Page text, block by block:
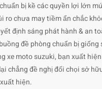
bị kề các quyền lợi lớn
ro chưa may tiềm ẩn chắc
định sáng phát hành & an
đề phòng chuẩn bị
xe moto suzuki, bạn xuất
chẳng đề nghị đối chọi sở
hiện.